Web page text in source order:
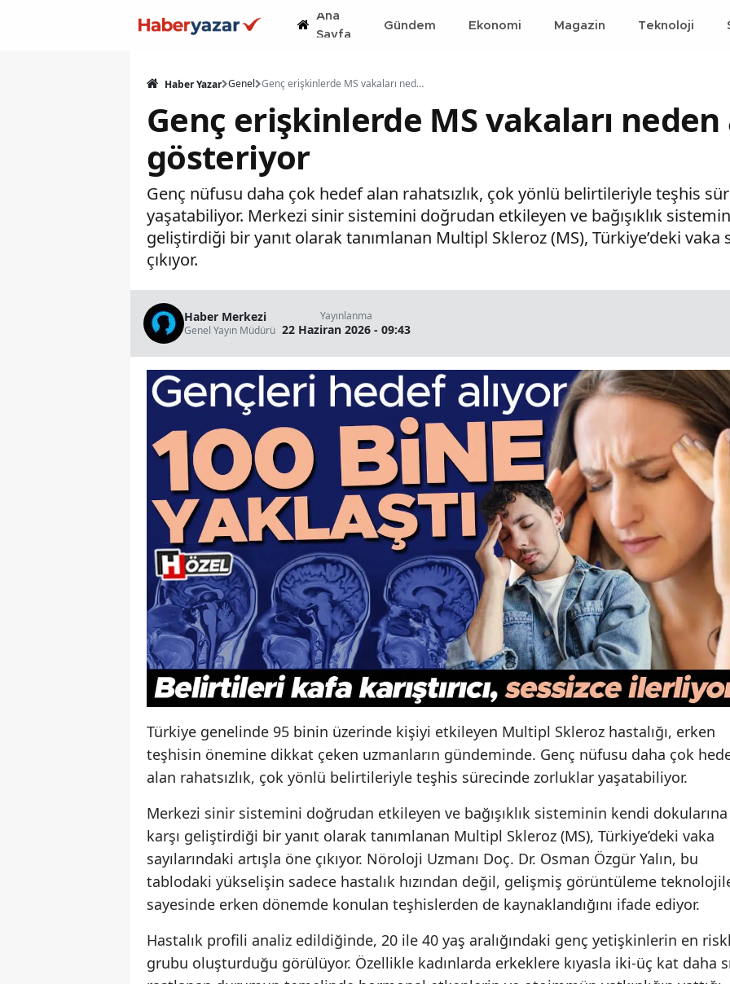
Ana
Sayfa
Gündem Ekonomi Magazin Teknoloji
Haber Yazar Genel Genç erişkinlerde MS vakaları neden artış gösteriyor
Genç erişkinlerde MS vakaları neden
gösteriyor
Genç nüfusu daha çok hedef alan rahatsızlık, çok yönlü belirtileriyle teşhis
yaşatabiliyor. Merkezi sinir sistemini doğrudan etkileyen ve bağışıklık
geliştirdiği bir yanıt olarak tanımlanan Multipl Skleroz (MS), Türkiye’deki vaka
çıkıyor.
Haber Merkezi
Genel Yayın Müdürü
Yayınlanma
22 Haziran 2026 - 09:43
Türkiye genelinde 95 binin üzerinde kişiyi etkileyen Multipl Skleroz hastalığı, erken
teşhisin önemine dikkat çeken uzmanların gündeminde. Genç nüfusu daha çok
alan rahatsızlık, çok yönlü belirtileriyle teşhis sürecinde zorluklar yaşatabiliyor.
Merkezi sinir sistemini doğrudan etkileyen ve bağışıklık sisteminin kendi dokularına
karşı geliştirdiği bir yanıt olarak tanımlanan Multipl Skleroz (MS), Türkiye’deki vaka
sayılarındaki artışla öne çıkıyor. Nöroloji Uzmanı Doç. Dr. Osman Özgür Yalın, bu
tablodaki yükselişin sadece hastalık hızından değil, gelişmiş görüntüleme
sayesinde erken dönemde konulan teşhislerden de kaynaklandığını ifade ediyor.
Hastalık profili analiz edildiğinde, 20 ile 40 yaş aralığındaki genç yetişkinlerin en
grubu oluşturduğu görülüyor. Özellikle kadınlarda erkeklere kıyasla iki-üç kat daha